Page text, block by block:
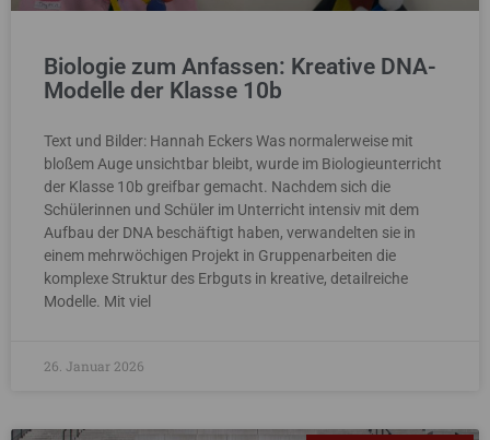
Biologie zum Anfassen: Kreative DNA-
Modelle der Klasse 10b
Text und Bilder: Hannah Eckers Was normalerweise mit
bloßem Auge unsichtbar bleibt, wurde im Biologieunterricht
der Klasse 10b greifbar gemacht. Nachdem sich die
Schülerinnen und Schüler im Unterricht intensiv mit dem
Aufbau der DNA beschäftigt haben, verwandelten sie in
einem mehrwöchigen Projekt in Gruppenarbeiten die
komplexe Struktur des Erbguts in kreative, detailreiche
Modelle. Mit viel
26. Januar 2026